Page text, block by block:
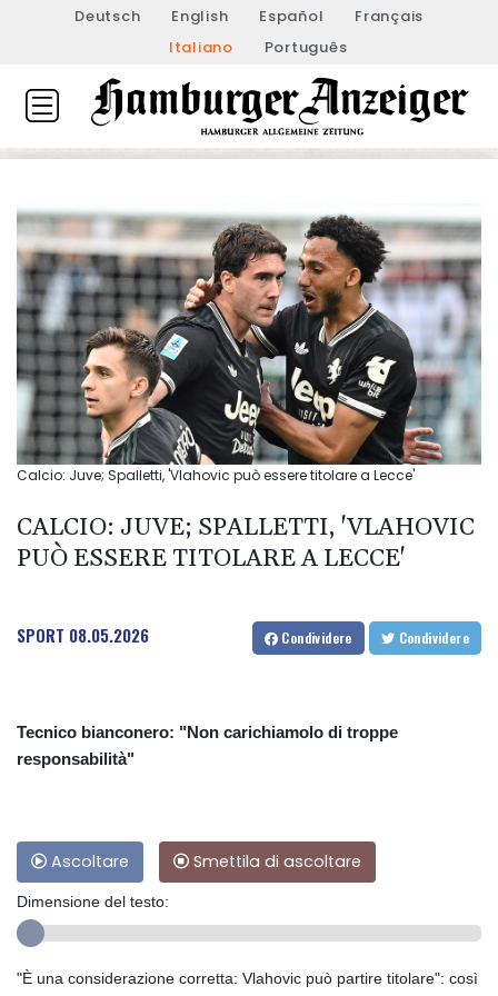
Deutsch English Español
Français
Italiano
Português
Calcio: Juve; Spalletti, 'Vlahovic può essere titolare a Lecce'
CALCIO: JUVE; SPALLETTI, 'VLAHOVIC
PUÒ ESSERE TITOLARE A LECCE'
SPORT 08.05.2026 Condividere Condividere
Tecnico bianconero: "Non carichiamolo di troppe
responsabilità"
Ascoltare Smettila di ascoltare
Dimensione del testo:
"È una considerazione corretta: Vlahovic può partire titolare": così